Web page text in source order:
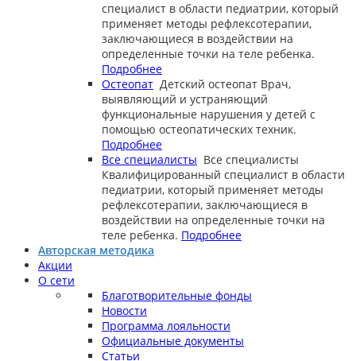
специалист в области педиатрии, который
применяет методы рефлексотерапии,
заключающиеся в воздействии на
определенные точки на теле ребенка.
Подробнее
Остеопат Детский остеопат Врач,
выявляющий и устраняющий
функциональные нарушения у детей с
помощью остеопатических техник.
Подробнее
Все специалисты Все специалисты
Квалифицированный специалист в области
педиатрии, который применяет методы
рефлексотерапии, заключающиеся в
воздействии на определенные точки на
теле ребенка. Подробнее
Авторская методика
Акции
О сети
Благотворительные фонды
Новости
Программа лояльности
Официальные документы
Статьи